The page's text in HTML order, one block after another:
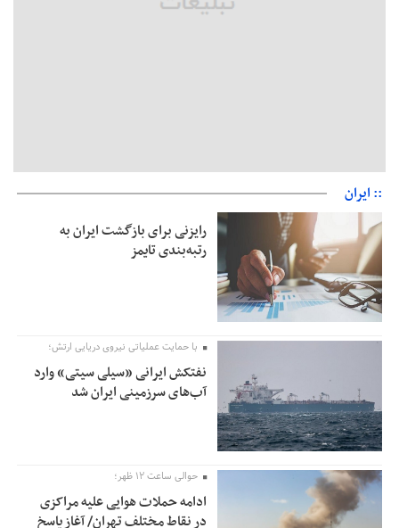
امیر اکرمی‌نیا: ارتش کاملاً آماده است
:: ایران
رایزنی برای بازگشت ایران به
رتبه‌بندی تایمز
با حمایت عملیاتی نیروی دریایی ارتش؛
نفتکش ایرانی «سیلی سیتی» وارد
آب‌های سرزمینی ایران شد
حوالی ساعت ۱۲ ظهر؛
ادامه حملات هوایی علیه مراکزی
در نقاط مختلف تهران/ آغاز پاسخ